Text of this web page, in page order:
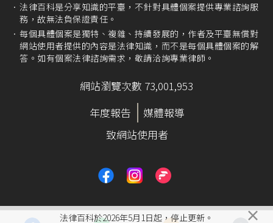
法律百科是分享知識的平臺，不針對具體個案提供專業諮詢服
務，故無法負保證責任。
每個具體個案是獨特、複雜、持續發展的，作者及平臺無償對
網站使用者提供的內容是法律知識，而不是每個具體個案的解
答。如有個案法律諮詢需求，敬請洽詢專業律師。
網站瀏覽次數 73,001,953
年度報告
媒體報導
致網站使用者
法律百科於2026年5月1日起，停止更新。 ×